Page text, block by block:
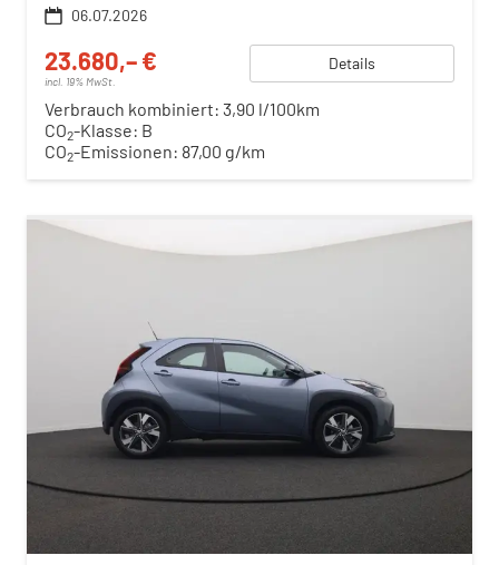
06.07.2026
23.680,– €
incl. 19% MwSt.
Details
Verbrauch kombiniert: 3,90 l/100km
CO2-Klasse: B
CO2-Emissionen: 87,00 g/km